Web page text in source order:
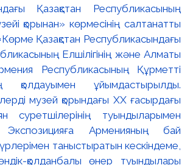
Қазақстан Республикасының
қорынан» көрмесінің салтанатты
Қазақстан Республикасындағы
Елшілігінің және Алматы
Республикасының Құрметті
қолдауымен ұйымдастырылды.
музей қорындағы ХХ ғасырдағы
суретшілерінің туындыларымен
Экспозицияға Арменияның бай
таныстыратын кескіндеме,
қолданбалы өнер туындылары